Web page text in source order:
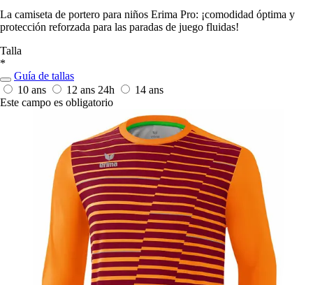
La camiseta de portero para niños Erima Pro: ¡comodidad óptima y
protección reforzada para las paradas de juego fluidas!
Talla
*
Guía de tallas
10 ans
12 ans 24h
14 ans
Este campo es obligatorio